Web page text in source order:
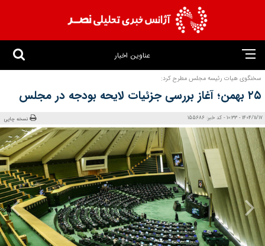
عناوین اخبار
سخنگوی هیات رئیسه مجلس مطرح کرد:
۲۵ بهمن؛ آغاز بررسی جزئیات لایحه بودجه در مجلس
1404/11/17 - 10:33 - کد خبر: 155686 نسخه چاپی